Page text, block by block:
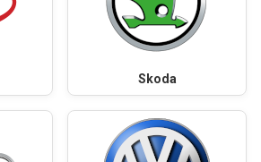
Skoda